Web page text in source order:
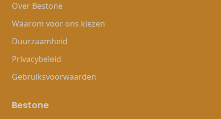
Over Bestone
Waarom voor ons kiezen
Duurzaamheid
Privacybeleid
Gebruiksvoorwaarden
Bestone